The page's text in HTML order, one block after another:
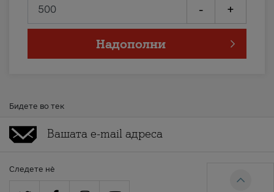
- +
Надополни
Бидете во тек
Следете нè